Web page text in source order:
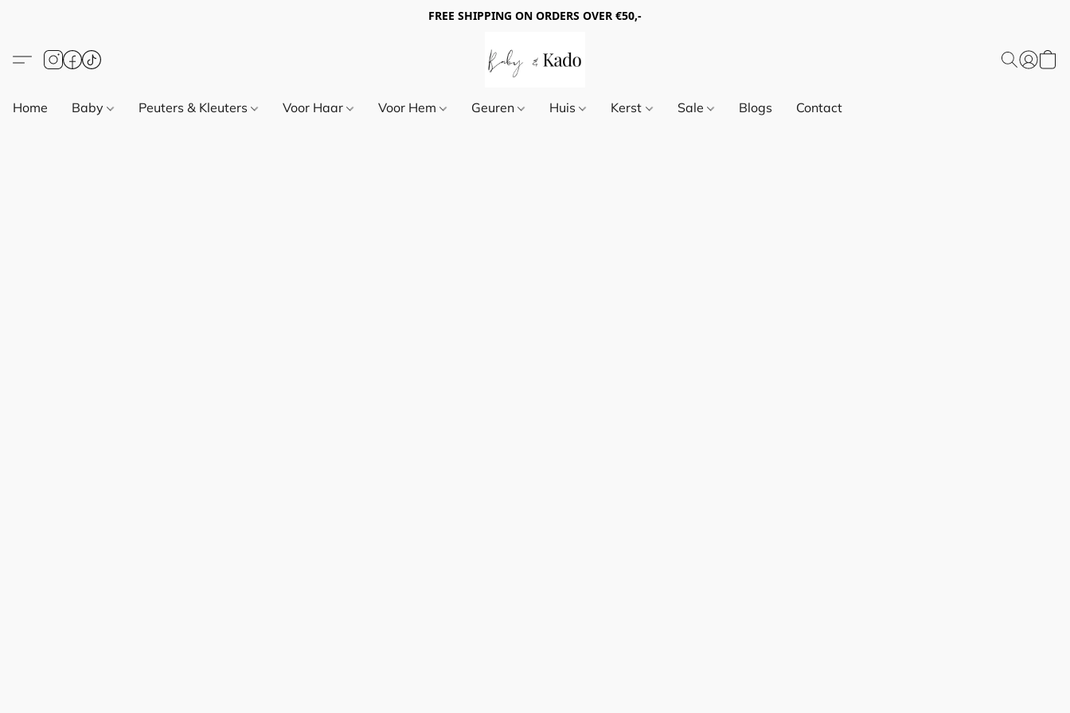
FREE SHIPPING ON ORDERS OVER €50,-
Home Baby Peuters & Kleuters Voor Haar Voor Hem Geuren Huis Kerst Sale Blogs Contact